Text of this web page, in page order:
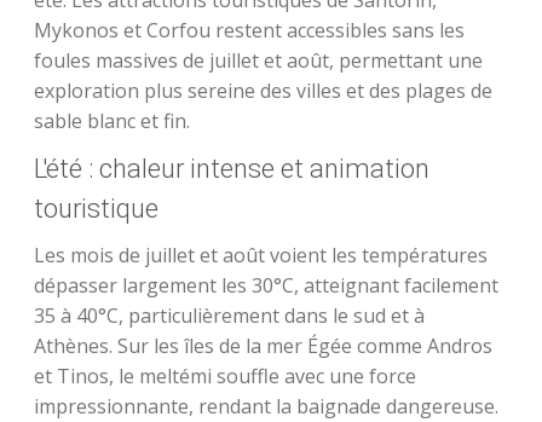
Mykonos et Corfou restent accessibles sans les
foules massives de juillet et août, permettant une
exploration plus sereine des villes et des plages de
sable blanc et fin.
L'été : chaleur intense et animation
touristique
Les mois de juillet et août voient les températures
dépasser largement les 30°C, atteignant facilement
35 à 40°C, particulièrement dans le sud et à
Athènes. Sur les îles de la mer Égée comme Andros
et Tinos, le meltémi souffle avec une force
impressionnante, rendant la baignade dangereuse.